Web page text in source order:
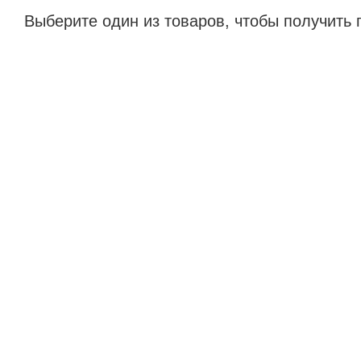
Выберите один из товаров, чтобы получить